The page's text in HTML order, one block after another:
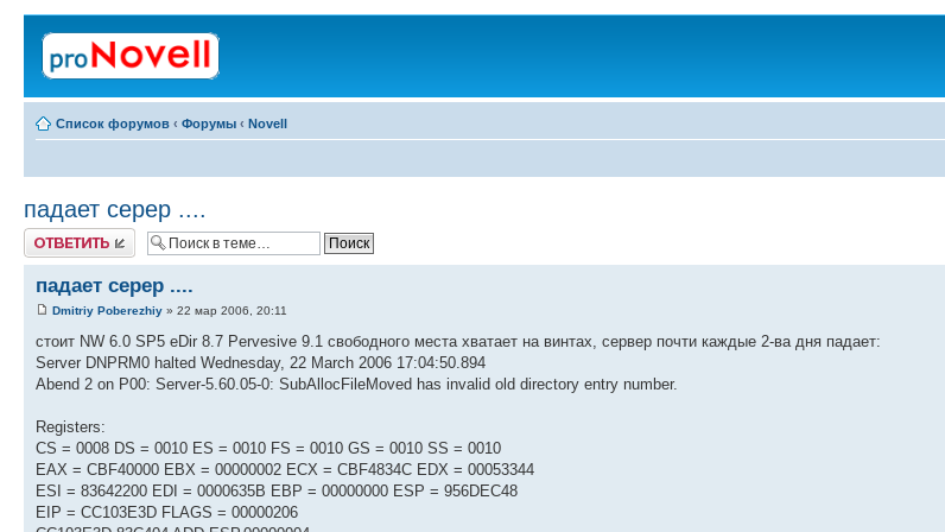
Список форумов ‹ Форумы ‹ Novell
падает серер ....
Ответить
падает серер ....
Dmitriy Poberezhiy » 22 мар 2006, 20:11
стоит NW 6.0 SP5 eDir 8.7 Pervesive 9.1 свободного места хватает на винтах, сервер почти каждые 2-ва дня падает:
Server DNPRM0 halted Wednesday, 22 March 2006 17:04:50.894
Abend 2 on P00: Server-5.60.05-0: SubAllocFileMoved has invalid old directory entry number.
Registers:
CS = 0008 DS = 0010 ES = 0010 FS = 0010 GS = 0010 SS = 0010
EAX = CBF40000 EBX = 00000002 ECX = CBF4834C EDX = 00053344
ESI = 83642200 EDI = 0000635B EBP = 00000000 ESP = 956DEC48
EIP = CC103E3D FLAGS = 00000206